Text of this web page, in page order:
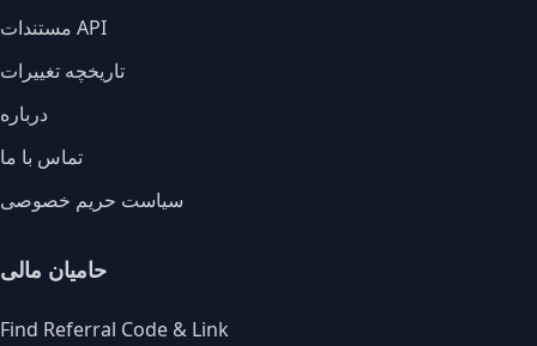
مستندات API
تاریخچه تغییرات
درباره
تماس با ما
سیاست حریم خصوصی
حامیان مالی
Find Referral Code & Link